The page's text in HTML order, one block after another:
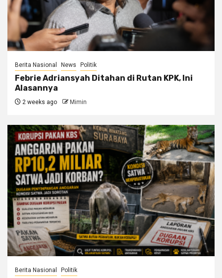
Berita Nasional News Politik
Febrie Adriansyah Ditahan di Rutan KPK, Ini
Alasannya
2 weeks ago Mimin
Berita Nasional Politik